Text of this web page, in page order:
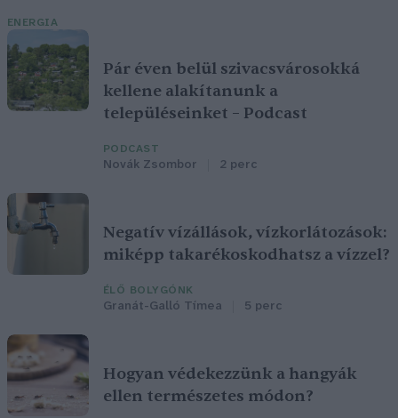
ENERGIA
Pár éven belül szivacsvárosokká
kellene alakítanunk a
településeinket – Podcast
PODCAST
Novák Zsombor 2 perc
Negatív vízállások, vízkorlátozások:
miképp takarékoskodhatsz a vízzel?
ÉLŐ BOLYGÓNK
Granát-Galló Tímea 5 perc
Hogyan védekezzünk a hangyák
ellen természetes módon?